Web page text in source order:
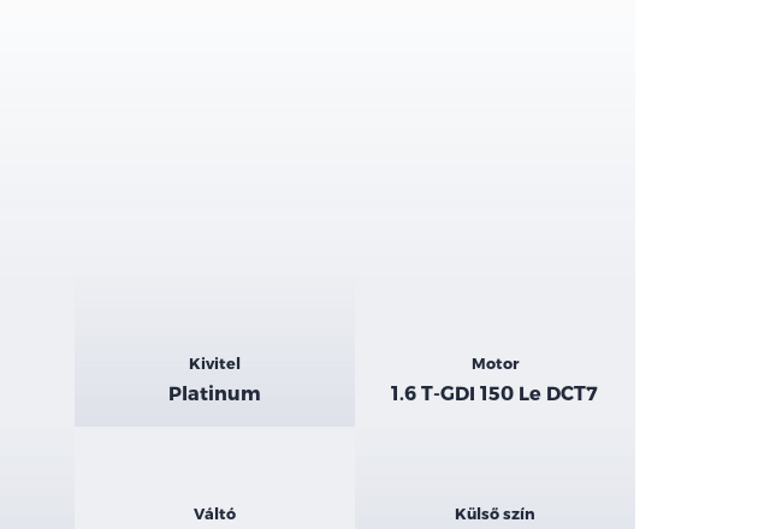
Kivitel
Platinum
Motor
1.6 T-GDI 150 Le DCT7
Váltó Külső szín